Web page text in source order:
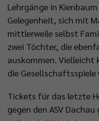
Lehrgänge in
Gelegenheit, sich mit
mittlerweile selbst
zwei Töchter, die
auskommen. Vielleicht
die Gesellschaftsspiele
Tickets für das letzte
gegen den ASV Dachau